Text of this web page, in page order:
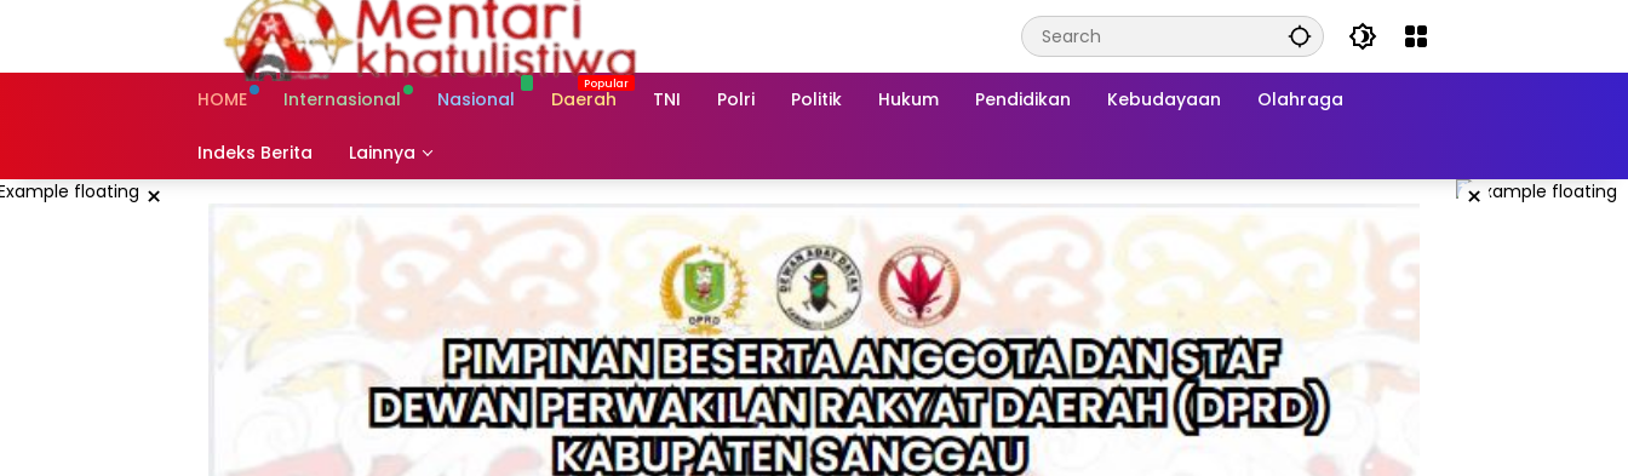
HOME
Internasional Nasional Daerah TNI Polri Politik Hukum Pendidikan Kebudayaan Olahraga
Indeks Berita Lainnya
× ×